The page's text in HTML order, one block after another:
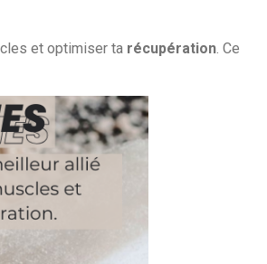
et optimiser ta récupération. Ce